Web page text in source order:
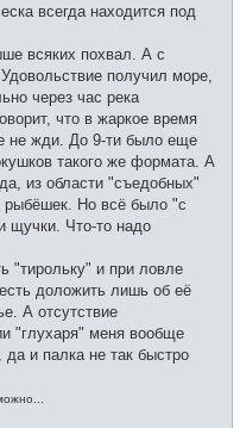
всегда находится под
всяких похвал. А с
получил море,
через час река
что в жаркое время
не жди. До 9-ти было еще
такого же формата. А
из области "съедобных"
рыбёшек. Но всё было "с
щучки. Что-то надо
"тирольку" и при ловле
доложить лишь об её
А отсутствие
"глухаря" меня вообще
и палка не так быстро